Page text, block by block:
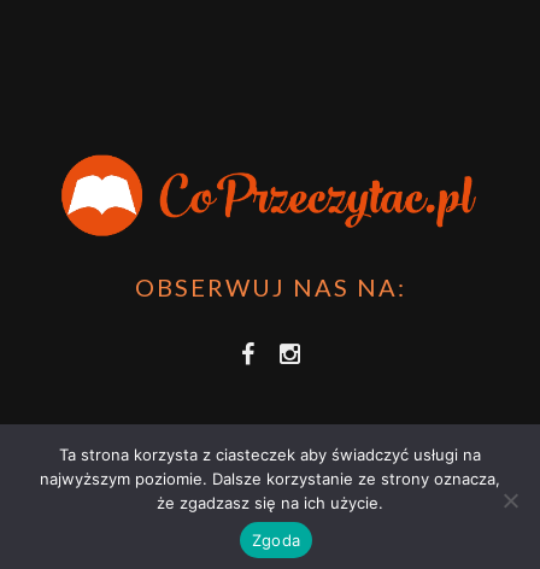
OBSERWUJ NAS NA:
COPRZECZYTAĆ.PL 2021 | STRONA WYKORZYSTUJE PLIKI COOKIES |
POLITYKĄ PRYWATNOŚCI
Ta strona korzysta z ciasteczek aby świadczyć usługi na
najwyższym poziomie. Dalsze korzystanie ze strony oznacza,
że zgadzasz się na ich użycie.
Zgoda